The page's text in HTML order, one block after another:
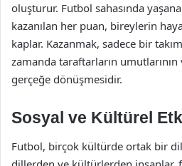
oluşturur. Futbol sahasında
kazanılan her puan, bireylerin
kaplar. Kazanmak, sadece bir
zamanda taraftarların
gerçeğe dönüşmesidir.
Sosyal ve Kültürel
Futbol, birçok kültürde ortak bir